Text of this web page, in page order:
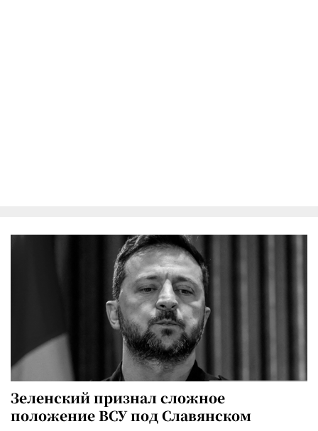
Зеленский признал сложное
положение ВСУ под Славянском